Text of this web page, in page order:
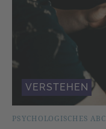
PSYCHOLOGISCHES ABC
VERSTEHEN